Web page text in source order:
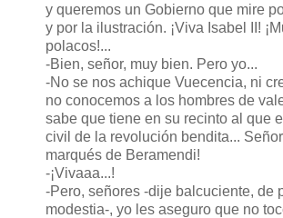
y queremos un Gobierno que mire
y por la ilustración. ¡Viva Isabel II!
polacos!...
-Bien, señor, muy bien. Pero yo...
-No se nos achique Vuecencia, ni
no conocemos a los hombres de
sabe que tiene en su recinto al que
civil de la revolución bendita...
marqués de Beramendi!
-¡Vivaaa...!
-Pero, señores -dije balcuciente, de
modestia-, yo les aseguro que no